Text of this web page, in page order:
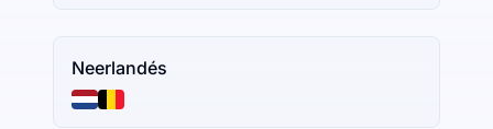
Neerlandés